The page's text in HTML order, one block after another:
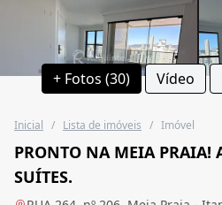
+ Fotos (30) Vídeo
Inicial / Lista de imóveis / Imóvel
PRONTO NA MEIA PRAIA!
SUÍTES.